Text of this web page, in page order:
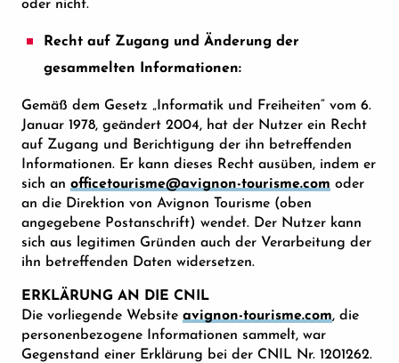
oder nicht.
Recht auf Zugang und Änderung der
gesammelten Informationen:
Gemäß dem Gesetz „Informatik und Freiheiten“ vom 6.
Januar 1978, geändert 2004, hat der Nutzer ein Recht
auf Zugang und Berichtigung der ihn betreffenden
Informationen. Er kann dieses Recht ausüben, indem er
sich an officetourisme@avignon-tourisme.com oder
an die Direktion von Avignon Tourisme (oben
angegebene Postanschrift) wendet. Der Nutzer kann
sich aus legitimen Gründen auch der Verarbeitung der
ihn betreffenden Daten widersetzen.
ERKLÄRUNG AN DIE CNIL
Die vorliegende Website avignon-tourisme.com, die
personenbezogene Informationen sammelt, war
Gegenstand einer Erklärung bei der CNIL Nr. 1201262.